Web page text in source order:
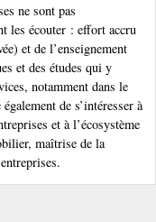
ne sont pas
les écouter : effort accru
et de l’enseignement
et des études qui y
notamment dans le
de s’intéresser à
et à l’écosystème
maîtrise de la